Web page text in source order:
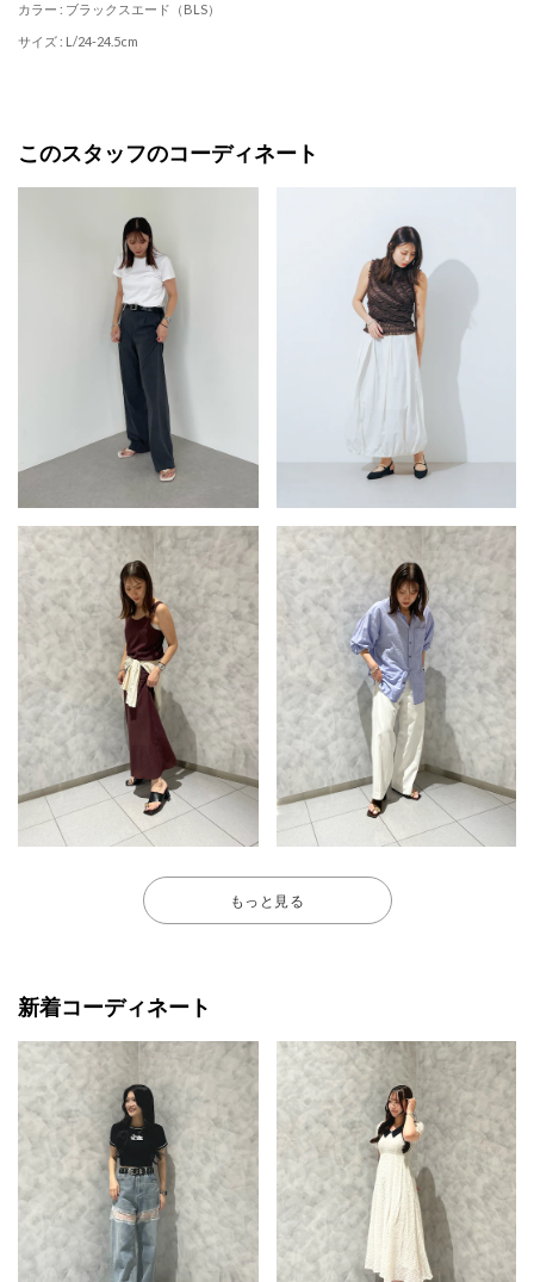
カラー : ブラックスエード（BLS）
サイズ : L/24-24.5cm
このスタッフのコーディネート
もっと見る
新着コーディネート